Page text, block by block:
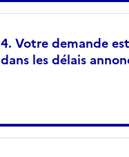
Votre demande
dans les délais